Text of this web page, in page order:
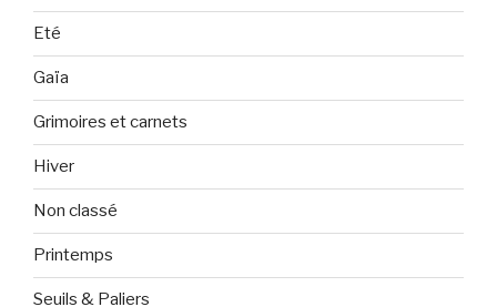
Eté
Gaïa
Grimoires et carnets
Hiver
Non classé
Printemps
Seuils & Paliers